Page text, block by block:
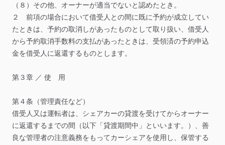
（８）その他、オーナーが適当でないと認めたとき。
２
前項の場合において借受人との間に既に予約が成立してい
たときは、予約の取消しがあったものとして取り扱い、借受人
から予約取消手数料の支払があったときは、受領済の予約申込
金を借受人に返還するものとします。
第３章 ／ 使 用
第４条（管理責任など）
借受人又は運転者は、シェアカーの貸渡を受けてからオーナー
に返還するまでの間（以下「貸渡期間中」といいます。）、善
良な管理者の注意義務をもってカーシェアを使用し、保管する